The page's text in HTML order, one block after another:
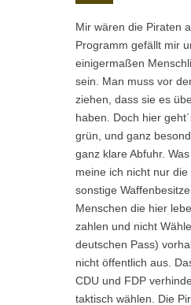
Mir wären die Piraten
Programm gefällt mir
einigermaßen
sein. Man muss vor
ziehen, dass sie es
haben. Doch hier
grün, und ganz
ganz klare Abfuhr.
meine ich nicht nur
sonstige
Menschen die hier
zahlen und nicht
deutschen Pass)
nicht öffentlich aus.
CDU und FDP
taktisch wählen. Die